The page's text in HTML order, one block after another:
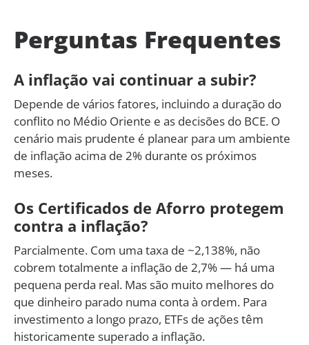
Perguntas Frequentes
A inflação vai continuar a subir?
Depende de vários fatores, incluindo a duração do
conflito no Médio Oriente e as decisões do BCE. O
cenário mais prudente é planear para um ambiente
de inflação acima de 2% durante os próximos
meses.
Os Certificados de Aforro protegem
contra a inflação?
Parcialmente. Com uma taxa de ~2,138%, não
cobrem totalmente a inflação de 2,7% — há uma
pequena perda real. Mas são muito melhores do
que dinheiro parado numa conta à ordem. Para
investimento a longo prazo, ETFs de ações têm
historicamente superado a inflação.